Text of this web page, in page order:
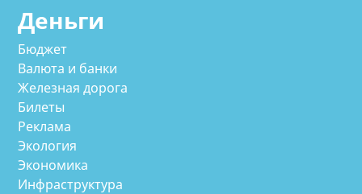
Деньги
Бюджет
Валюта и банки
Железная дорога
Билеты
Реклама
Экология
Экономика
Инфраструктура